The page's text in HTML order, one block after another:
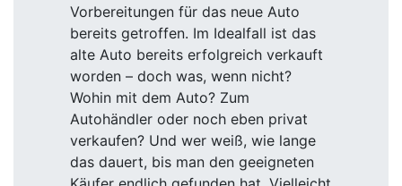
Vorbereitungen für das neue Auto
bereits getroffen. Im Idealfall ist das
alte Auto bereits erfolgreich verkauft
worden – doch was, wenn nicht?
Wohin mit dem Auto? Zum
Autohändler oder noch eben privat
verkaufen? Und wer weiß, wie lange
das dauert, bis man den geeigneten